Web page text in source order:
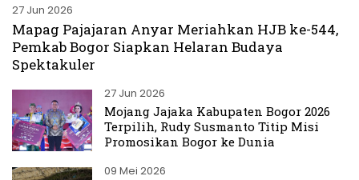
27 Jun 2026
Mapag Pajajaran Anyar Meriahkan HJB ke-544,
Pemkab Bogor Siapkan Helaran Budaya
Spektakuler
27 Jun 2026
Mojang Jajaka Kabupaten Bogor 2026
Terpilih, Rudy Susmanto Titip Misi
Promosikan Bogor ke Dunia
09 Mei 2026